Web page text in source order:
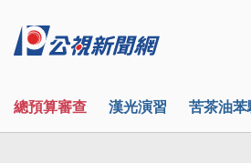
總預算審查 漢光演習 苦茶油